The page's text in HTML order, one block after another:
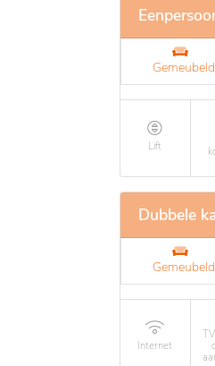
Gemeubeld
Lift
Dubbele
Gemeubeld
Internet